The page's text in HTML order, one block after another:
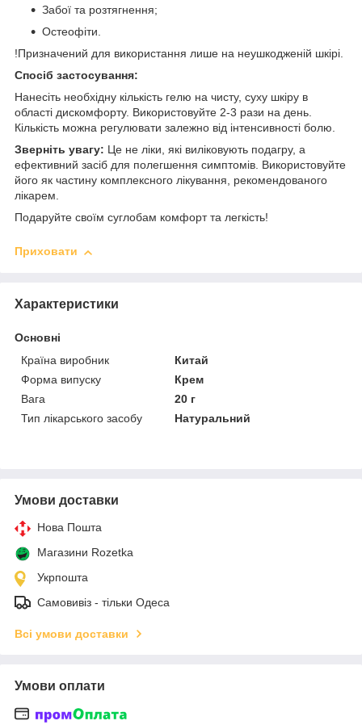
Забої та розтягнення;
Остеофіти.
!Призначений для використання лише на неушкодженій шкірі.
Спосіб застосування:
Нанесіть необхідну кількість гелю на чисту, суху шкіру в
області дискомфорту. Використовуйте 2-3 рази на день.
Кількість можна регулювати залежно від інтенсивності болю.
Зверніть увагу: Це не ліки, які виліковують подагру, а
ефективний засіб для полегшення симптомів. Використовуйте
його як частину комплексного лікування, рекомендованого
лікарем.
Подаруйте своїм суглобам комфорт та легкість!
Приховати
Характеристики
Основні
Країна виробник
Китай
Форма випуску
Крем
Вага
20 г
Тип лікарського засобу
Натуральний
Умови доставки
Нова Пошта
Магазини Rozetka
Укрпошта
Самовивіз - тільки Одеса
Всі умови доставки
Умови оплати